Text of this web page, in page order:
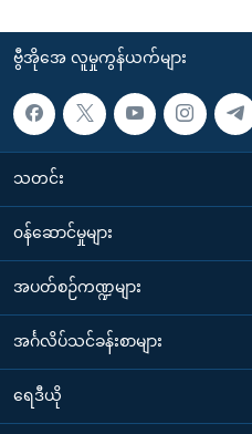
ဗွီအိုအေ လူမှုကွန်ယက်များ
သတင်း
၀န်ဆောင်မှုများ
အပတ်စဉ်ကဏ္ဍများ
အင်္ဂလိပ်သင်ခန်းစာများ
ရေဒီယို